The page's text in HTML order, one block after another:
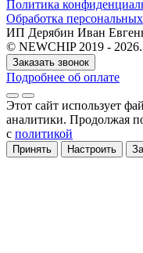
Политика
Обработка
ИП Дерябин Иван
© NEWCHIP 2019 -
Заказать звонок
Подробнее об оплате
Этот сайт использует
аналитики. Продолжая
с политикой
Принять Настроить